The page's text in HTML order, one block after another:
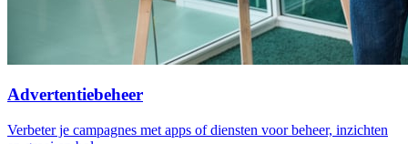
Advertentiebeheer
Verbeter je campagnes met apps of diensten voor beheer, inzichten